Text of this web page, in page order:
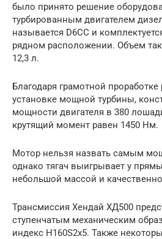
было принято решение
турбированным двигателем
называется D6CC и
рядном расположении. Объем
12,3 л.
Благодаря грамотной проработке
установке мощной турбины,
мощности двигателя в 380
крутящий момент равен 1450 Нм.
Мотор нельзя назвать самым
однако тягач выигрывает у
небольшой массой и
Трансмиссия Хендай ХД500
ступенчатым механическим
индекс H160S2x5. Также